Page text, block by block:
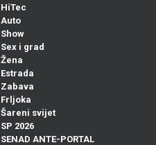
HiTec
Auto
Show
Sex i grad
Žena
Estrada
Zabava
Frljoka
Šareni svijet
SP 2026
SENAD ANTE-PORTAL